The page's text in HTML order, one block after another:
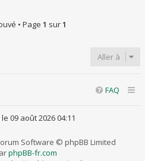
• Page 1 sur1
Aller à
FAQ
09 août 2026 04:11
Software © phpBB Limited
phpBB-fr.com